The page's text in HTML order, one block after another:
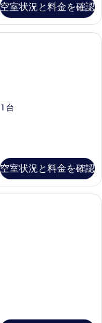
空室状況と料金を確認
寝具、セーフティボックス
台
空室状況と料金を確認
寝具、セーフティボックス